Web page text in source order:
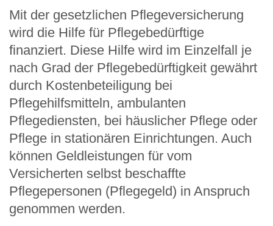
Mit der gesetzlichen Pflegeversicherung
wird die Hilfe für Pflegebedürftige
finanziert. Diese Hilfe wird im Einzelfall je
nach Grad der Pflegebedürftigkeit gewährt
durch Kostenbeteiligung bei
Pflegehilfsmitteln, ambulanten
Pflegediensten, bei häuslicher Pflege oder
Pflege in stationären Einrichtungen. Auch
können Geldleistungen für vom
Versicherten selbst beschaffte
Pflegepersonen (Pflegegeld) in Anspruch
genommen werden.